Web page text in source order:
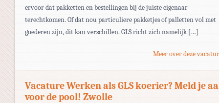
ervoor dat pakketten en bestellingen bij de juiste eigenaar
terechtkomen. Of dat nou particuliere pakketjes of palletten vol met
goederen zijn, dit kan verschillen. GLS richt zich namelijk […]
Meer over deze
Vacature Werken als GLS koerier? Meld je
voor de pool! Zwolle